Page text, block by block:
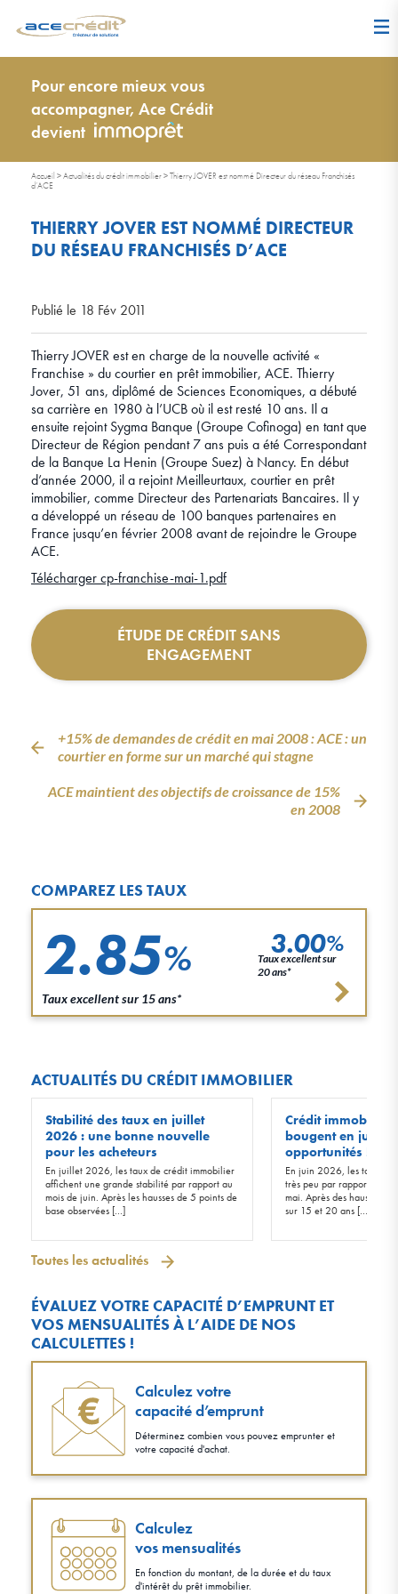
Pour encore mieux vous
accompagner, Ace Crédit
devient
Accueil >Actualités du crédit immobilier>Thierry JOVER est nommé Directeur du réseau Franchisés
d’ACE
THIERRY JOVER EST NOMMÉ DIRECTEUR
DU RÉSEAU FRANCHISÉS D’ACE
Publié le 18 Fév 2011
Thierry JOVER est en charge de la nouvelle activité «
Franchise » du courtier en prêt immobilier, ACE. Thierry
Jover, 51 ans, diplômé de Sciences Economiques, a débuté
sa carrière en 1980 à l’UCB où il est resté 10 ans. Il a
ensuite rejoint Sygma Banque (Groupe Cofinoga) en tant que
Directeur de Région pendant 7 ans puis a été Correspondant
de la Banque La Henin (Groupe Suez) à Nancy. En début
d’année 2000, il a rejoint Meilleurtaux, courtier en prêt
immobilier, comme Directeur des Partenariats Bancaires. Il y
a développé un réseau de 100 banques partenaires en
France jusqu’en février 2008 avant de rejoindre le Groupe
ACE.
Télécharger cp-franchise-mai-1.pdf
ÉTUDE DE CRÉDIT SANS
ENGAGEMENT
+15% de demandes de crédit en mai 2008 : ACE : un
courtier en forme sur un marché qui stagne
ACE maintient des objectifs de croissance de 15%
en 2008
COMPAREZ LES TAUX
2.85%
Taux excellent sur 15 ans*
3.00%
Taux excellent sur
20 ans*
ACTUALITÉS DU CRÉDIT IMMOBILIER
Stabilité des taux en juillet
2026 : une bonne nouvelle
pour les acheteurs
En juillet 2026, les taux de crédit immobilier
affichent une grande stabilité par rapport au
mois de juin. Après les hausses de 5 points de
base observées […]
Crédit immobilier
bougent en juin
opportunités !
En juin 2026, les taux
très peu par rapport à
mai. Après des hausses
sur 15 et 20 ans […]
Toutes les actualités
ÉVALUEZ VOTRE CAPACITÉ D’EMPRUNT ET
VOS MENSUALITÉS À L’AIDE DE NOS
CALCULETTES !
Calculez votre
capacité d’emprunt
Déterminez combien vous pouvez emprunter et
votre capacité d'achat.
Calculez
vos mensualités
En fonction du montant, de la durée et du taux
d'intérêt du prêt immobilier.